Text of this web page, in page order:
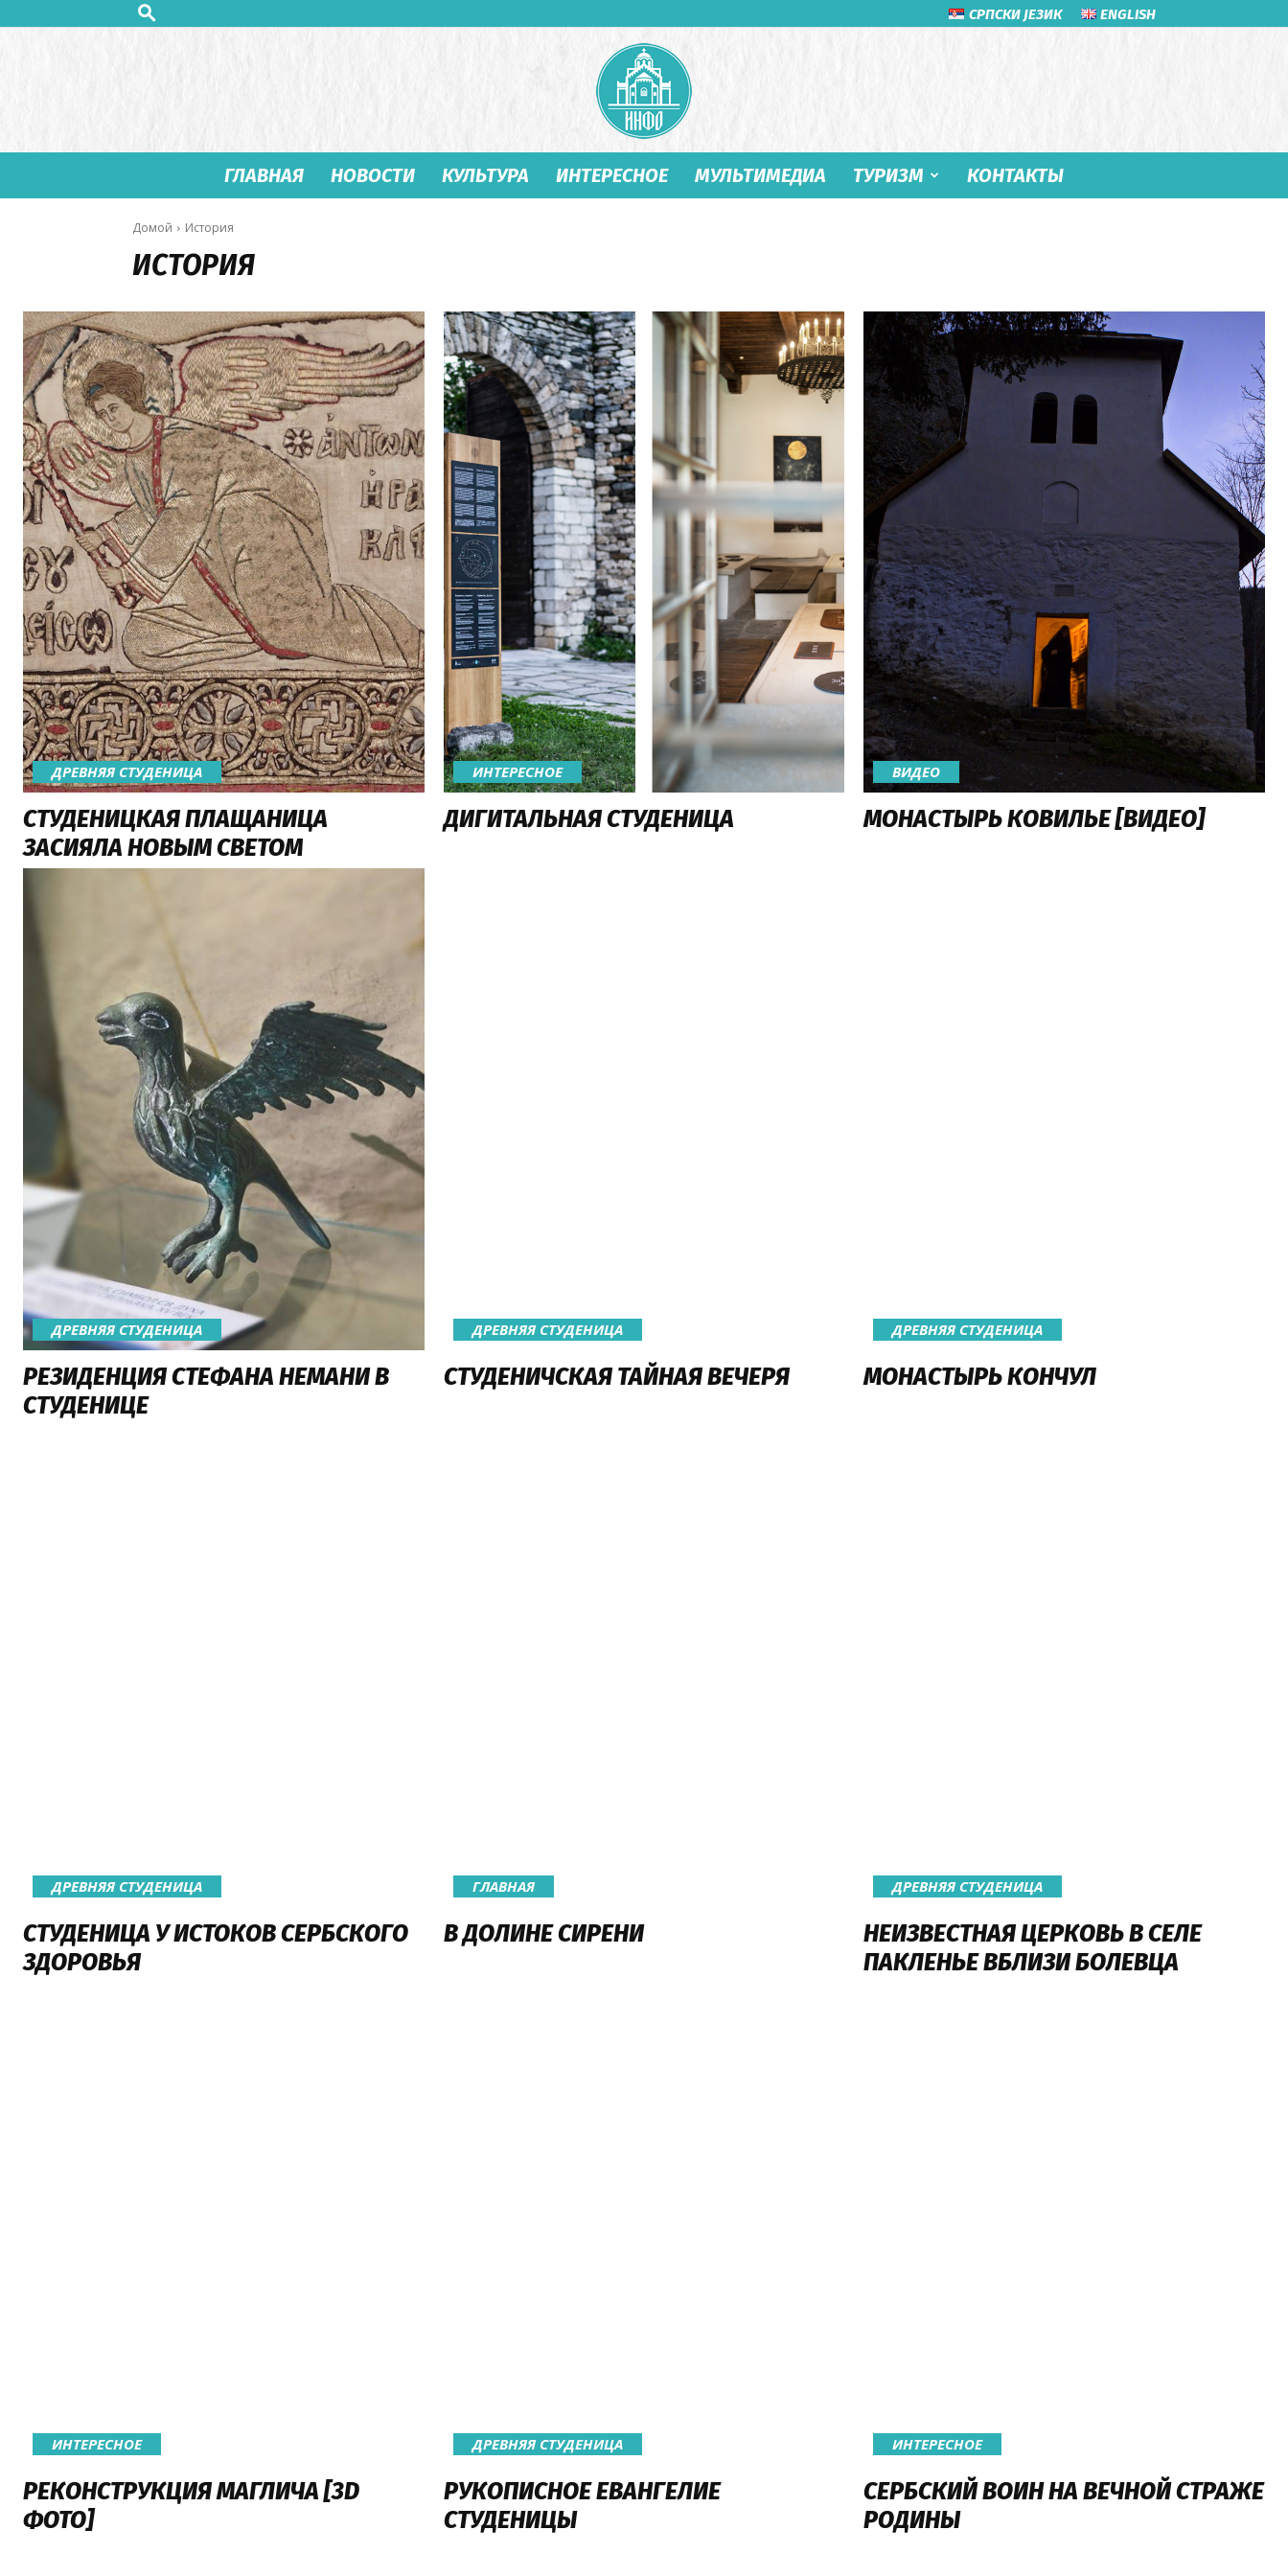
СРПСКИ ЈЕЗИК ENGLISH
Студеница
Инфо
ГЛАВНАЯ НОВОСТИ КУЛЬТУРА ИНТЕРЕСНОЕ МУЛЬТИМЕДИА ТУРИЗМ КОНТАКТЫ
Домой История
ИСТОРИЯ
ДРЕВНЯЯ СТУДЕНИЦА
СТУДЕНИЦКАЯ ПЛАЩАНИЦА
ЗАСИЯЛА НОВЫМ СВЕТОМ
ИНТЕРЕСНОЕ
ДИГИТАЛЬНАЯ СТУДЕНИЦА
ВИДЕО
МОНАСТЫРЬ КОВИЛЬЕ [ВИДЕО]
ДРЕВНЯЯ СТУДЕНИЦА
РЕЗИДЕНЦИЯ СТЕФАНА НЕМАНИ В
СТУДЕНИЦЕ
ДРЕВНЯЯ СТУДЕНИЦА
СТУДЕНИЧСКАЯ ТАЙНАЯ ВЕЧЕРЯ
ДРЕВНЯЯ СТУДЕНИЦА
МОНАСТЫРЬ КОНЧУЛ
ДРЕВНЯЯ СТУДЕНИЦА
СТУДЕНИЦА У ИСТОКОВ СЕРБСКОГО
ЗДОРОВЬЯ
ГЛАВНАЯ
В ДОЛИНЕ СИРЕНИ
ДРЕВНЯЯ СТУДЕНИЦА
НЕИЗВЕСТНАЯ ЦЕРКОВЬ В СЕЛЕ
ПАКЛЕНЬЕ ВБЛИЗИ БОЛЕВЦА
ИНТЕРЕСНОЕ
РЕКОНСТРУКЦИЯ МАГЛИЧА [3D
ФОТО]
ДРЕВНЯЯ СТУДЕНИЦА
РУКОПИСНОЕ ЕВАНГЕЛИЕ
СТУДЕНИЦЫ
ИНТЕРЕСНОЕ
СЕРБСКИЙ ВОИН НА ВЕЧНОЙ СТРАЖЕ
РОДИНЫ